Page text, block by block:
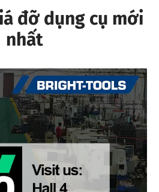
đỡ dụng cụ mới
nhất